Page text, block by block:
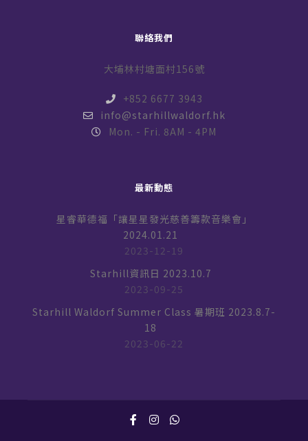
聯絡我們
大埔林村塘面村156號
+852 6677 3943
info@starhillwaldorf.hk
Mon. - Fri. 8AM - 4PM
最新動態
星睿華德福「讓星星發光慈善籌款音樂會」
2024.01.21
2023-12-19
Starhill資訊日 2023.10.7
2023-09-25
Starhill Waldorf Summer Class 暑期班 2023.8.7-
18
2023-06-22